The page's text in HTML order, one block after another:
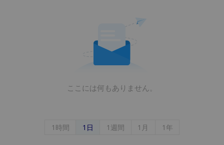
ここには何もありません。
1時間 1日 1週間 1月 1年